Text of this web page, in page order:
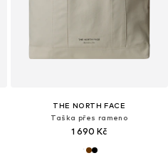
THE NORTH FACE
Taška přes rameno
1 690 Kč